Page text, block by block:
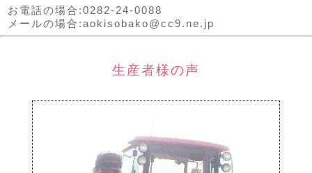
お電話の場合:0282-24-0088
メールの場合:aokisobako@cc9.ne.jp
生産者様の声